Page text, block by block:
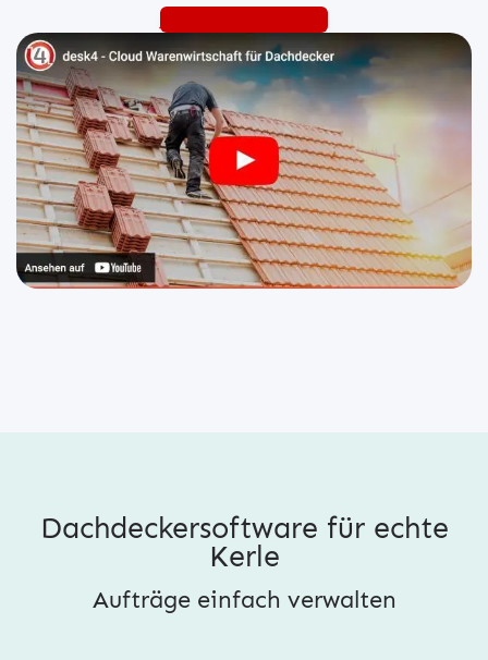
Jetzt Beraten lassen
Dachdeckersoftware für echte
Kerle
Aufträge einfach verwalten